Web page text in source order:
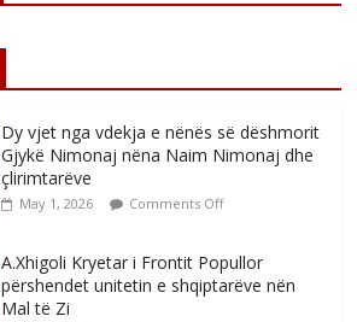
Dy vjet nga vdekja e nënës së dëshmorit
Gjykë Nimonaj nëna Naim Nimonaj dhe
çlirimtarëve
May 1, 2026 Comments Off
A.Xhigoli Kryetar i Frontit Popullor
përshendet unitetin e shqiptarëve nën
Mal të Zi